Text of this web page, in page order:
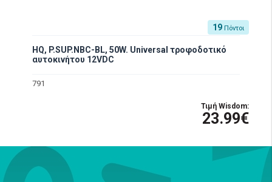
19 Πόντοι
HQ, P.SUP.NBC-BL, 50W. Universal τροφοδοτικό
αυτοκινήτου 12VDC
791
Τιμή Wisdom:
23.99€